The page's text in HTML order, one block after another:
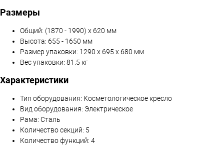
Размеры
Общий: (1870 - 1990) x 620 мм
Высота: 655 - 1650 мм
Размер упаковки: 1290 x 695 x 680 мм
Вес упаковки: 81.5 кг
Характеристики
Тип оборудования: Косметологическое кресло
Вид оборудования: Электрическое
Рама: Сталь
Количество секций: 5
Количество функций: 4